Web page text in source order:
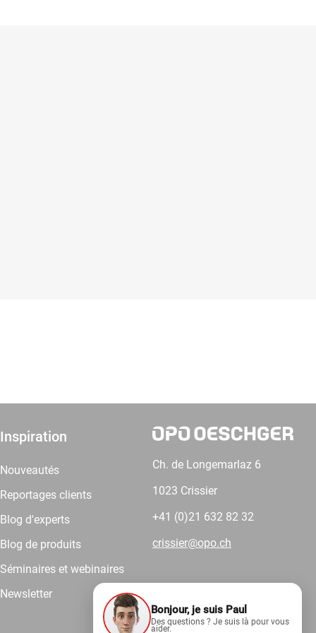
Inspiration
Nouveautés
Reportages clients
Blog d'experts
Blog de produits
Séminaires et webinaires
Newsletter
Ch. de Longemarlaz 6
1023 Crissier
+41 (0)21 632 82 32
crissier@opo.ch
Comptez sur nous.
Bonjour, je suis Paul
Des questions ? Je suis là pour vous
aider.